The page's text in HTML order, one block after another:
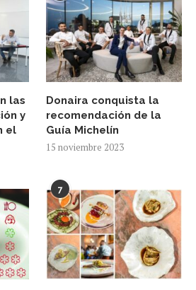
las
y
el
Donaira conquista la
recomendación de la
Guía Michelín
15 noviembre 2023
7